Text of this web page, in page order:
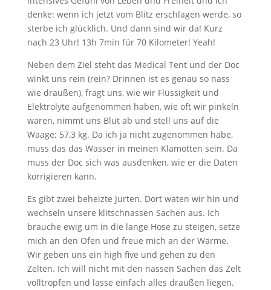
denke: wenn ich jetzt vom Blitz erschlagen werde, so
sterbe ich glücklich. Und dann sind wir da! Kurz
nach 23 Uhr! 13h 7min für 70 Kilometer! Yeah!
Neben dem Ziel steht das Medical Tent und der Doc
winkt uns rein (rein? Drinnen ist es genau so nass
wie draußen), fragt uns, wie wir Flüssigkeit und
Elektrolyte aufgenommen haben, wie oft wir pinkeln
waren, nimmt uns Blut ab und stell uns auf die
Waage: 57,3 kg. Da ich ja nicht zugenommen habe,
muss das das Wasser in meinen Klamotten sein. Da
muss der Doc sich was ausdenken, wie er die Daten
korrigieren kann.
Es gibt zwei beheizte Jurten. Dort waten wir hin und
wechseln unsere klitschnassen Sachen aus. Ich
brauche ewig um in die lange Hose zu steigen, setze
mich an den Ofen und freue mich an der Wärme.
Wir geben uns ein high five und gehen zu den
Zelten. Ich will nicht mit den nassen Sachen das Zelt
volltropfen und lasse einfach alles draußen liegen.